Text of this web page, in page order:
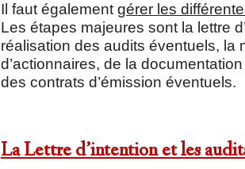
Il faut également gérer les
Les étapes majeures sont la lettre
réalisation des audits éventuels, la
d’actionnaires, de la
des contrats d’émission éventuels.
La Lettre d’intention et les